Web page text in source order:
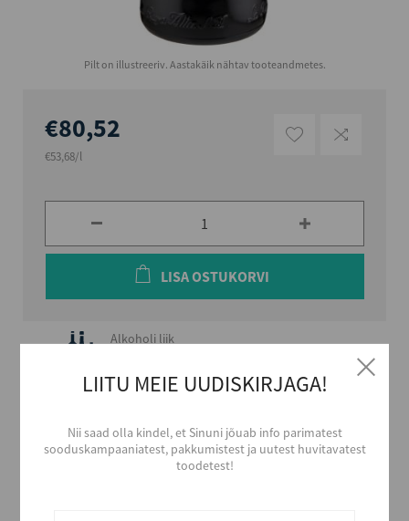
Pilt on illustreeriv. Aastakäik nähtav tooteandmetes.
€80,52
€53,68/l
LISA OSTUKORVI
Alkoholi liik
Tootja
Piirkond
Rioja
LIITU MEIE UUDISKIRJAGA!
Nii saad olla kindel, et Sinuni jõuab info parimatest
sooduskampaaniatest, pakkumistest ja uutest huvitavatest
toodetest!